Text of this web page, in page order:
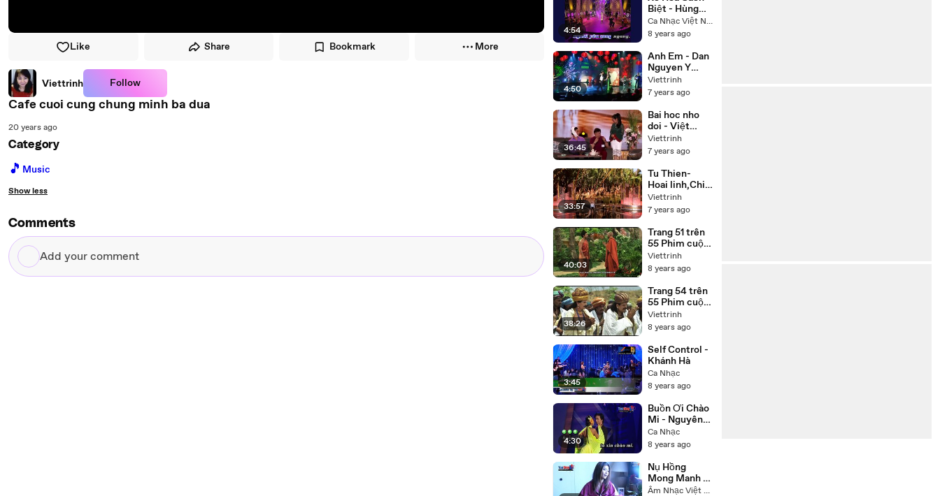
Like Share Bookmark More
Viettrinh Follow
Cafe cuoi cung chung minh ba dua
20 years ago
Category
🎵 Music
Show less
Comments
Add
your
4:54
Biệt - Hùng
Linh Hoàng
Lan
Ca Nhạc Việt Nam
8 years ago
4:50
Anh Em - Dan
Nguyen Y
Phung
Viettrinh
7 years ago
36:45
Bai hoc nho
doi - Việt
Hương, Chí
Tài, Thúy Nga,
Viettrinh
7 years ago
33:57
Tu Thien-
Hoai linh,Chi
tai,Trung
Dan,Thuy
Viettrinh
7 years ago
40:03
Trang 51 trên
55 Phim cuộc
đời Đức Phật
Thích Ca
bộ 55 tập lồng
tiếng
Viettrinh
8 years ago
38:26
Trang 54 trên
55 Phim cuộc
đời Đức Phật
Thích Ca
bộ 55 tập lồng
tiếng
Viettrinh
8 years ago
3:45
Self Control -
Khánh Hà
Ca Nhạc
8 years ago
4:30
Buồn Ơi Chào
Mi - Nguyên
Hưng
Ca Nhạc
8 years ago
Nụ Hồng
Mong Manh -
Tú Quyên
Âm Nhạc Việt Nam